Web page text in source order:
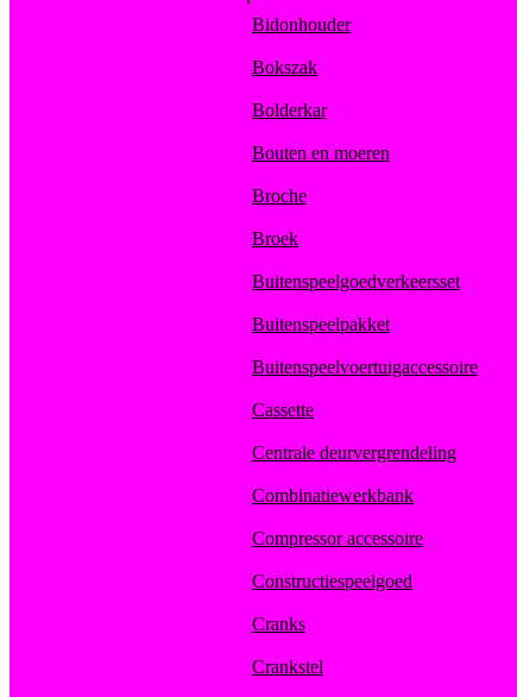
Bidonhouder
Bokszak
Bolderkar
Bouten en moeren
Broche
Broek
Buitenspeelgoedverkeersset
Buitenspeelpakket
Buitenspeelvoertuigaccessoire
Cassette
Centrale deurvergrendeling
Combinatiewerkbank
Compressor accessoire
Constructiespeelgoed
Cranks
Crankstel